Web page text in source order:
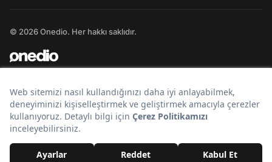
© 2026 Onedio. Her hakkı saklıdır.
Bir markasıdır.